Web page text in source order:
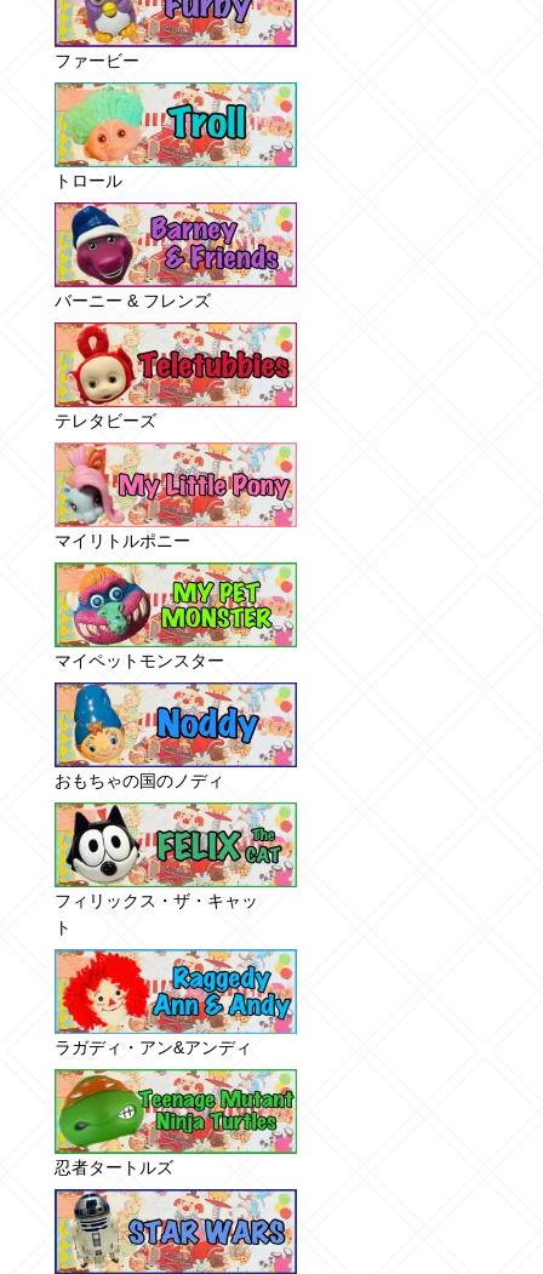
ファービー
トロール
バーニー & フレンズ
テレタビーズ
マイリトルポニー
マイペットモンスター
おもちゃの国のノディ
フィリックス・ザ・キャッ
ト
ラガディ・アン&アンディ
忍者タートルズ